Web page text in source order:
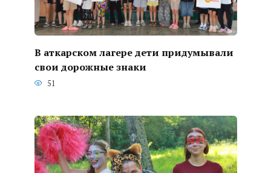
В аткарском лагере дети придумывали
свои дорожные знаки
51